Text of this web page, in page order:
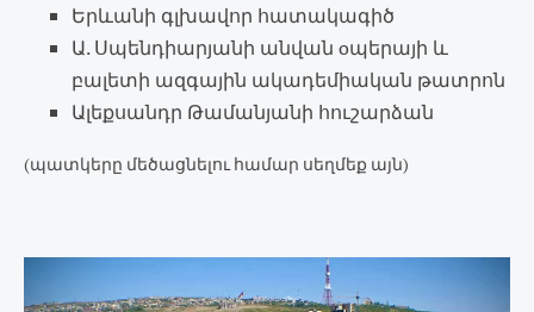
Երևանի գլխավոր հատակագիծ
Ա. Սպենդիարյանի անվան oպերայի և
բալետի ազգային ակադեմիական թատրոն
Ալեքսանդր Թամանյանի հուշարձան
(պատկերը մեծացնելու համար սեղմեք այն)